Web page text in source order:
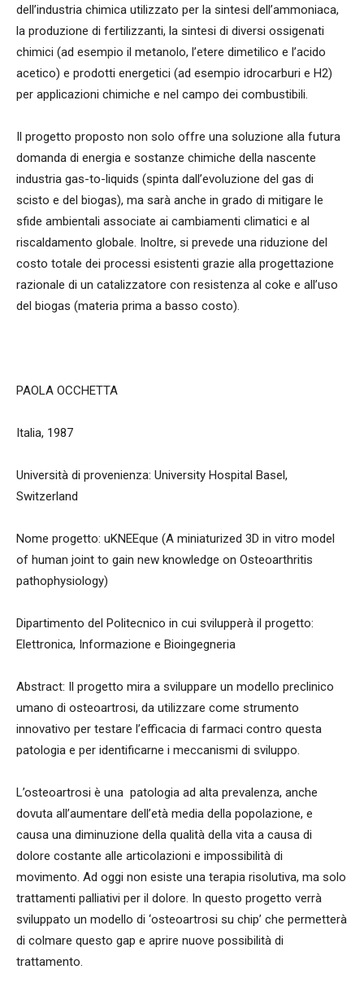
dell’industria chimica utilizzato per la sintesi dell’ammoniaca,
la produzione di fertilizzanti, la sintesi di diversi ossigenati
chimici (ad esempio il metanolo, l’etere dimetilico e l’acido
acetico) e prodotti energetici (ad esempio idrocarburi e H2)
per applicazioni chimiche e nel campo dei combustibili.
Il progetto proposto non solo offre una soluzione alla futura
domanda di energia e sostanze chimiche della nascente
industria gas-to-liquids (spinta dall’evoluzione del gas di
scisto e del biogas), ma sarà anche in grado di mitigare le
sfide ambientali associate ai cambiamenti climatici e al
riscaldamento globale. Inoltre, si prevede una riduzione del
costo totale dei processi esistenti grazie alla progettazione
razionale di un catalizzatore con resistenza al coke e all’uso
del biogas (materia prima a basso costo).
PAOLA OCCHETTA
Italia, 1987
Università di provenienza: University Hospital Basel,
Switzerland
Nome progetto: uKNEEque (A miniaturized 3D in vitro model
of human joint to gain new knowledge on Osteoarthritis
pathophysiology)
Dipartimento del Politecnico in cui svilupperà il progetto:
Elettronica, Informazione e Bioingegneria
Abstract: Il progetto mira a sviluppare un modello preclinico
umano di osteoartrosi, da utilizzare come strumento
innovativo per testare l’efficacia di farmaci contro questa
patologia e per identificarne i meccanismi di sviluppo.
L’osteoartrosi è una patologia ad alta prevalenza, anche
dovuta all’aumentare dell’età media della popolazione, e
causa una diminuzione della qualità della vita a causa di
dolore costante alle articolazioni e impossibilità di
movimento. Ad oggi non esiste una terapia risolutiva, ma solo
trattamenti palliativi per il dolore. In questo progetto verrà
sviluppato un modello di ‘osteoartrosi su chip’ che permetterà
di colmare questo gap e aprire nuove possibilità di
trattamento.